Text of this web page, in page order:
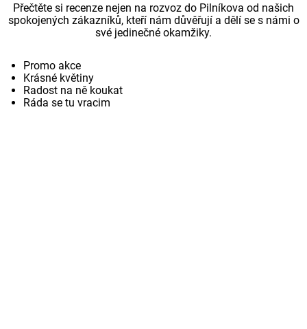
Přečtěte si recenze nejen na rozvoz do Pilníkova od našich
spokojených zákazníků, kteří nám důvěřují a dělí se s námi o
své jedinečné okamžiky.
Promo akce
Krásné květiny
Radost na ně koukat
Ráda se tu vracim